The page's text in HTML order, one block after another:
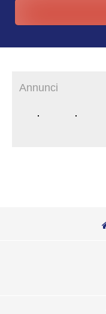
Annunci